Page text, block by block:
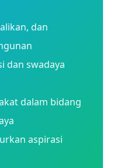
dan
dan swadaya
dalam bidang
aspirasi